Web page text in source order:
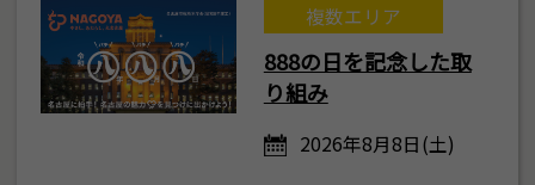
複数エリア
888の日を記念した取
り組み
2026年8月8日(土)